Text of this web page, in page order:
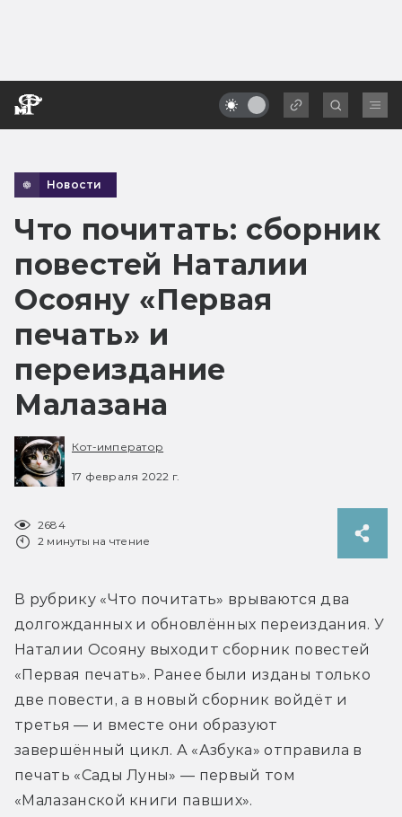
Новости
Что почитать: сборник
повестей Наталии
Осояну «Первая
печать» и
переиздание
Малазана
Кот-император
17 февраля 2022 г.
2684
2 минуты на чтение
В рубрику «Что почитать» врываются два
долгожданных и обновлённых переиздания. У
Наталии Осояну выходит сборник повестей
«Первая печать». Ранее были изданы только
две повести, а в новый сборник войдёт и
третья — и вместе они образуют
завершённый цикл. А «Азбука» отправила в
печать «Сады Луны» — первый том
«Малазанской книги павших».